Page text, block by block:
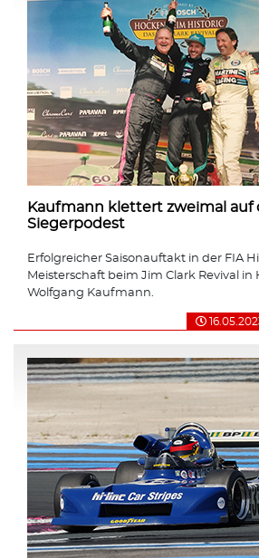
Kaufmann klettert zweimal auf
Siegerpodest
Erfolgreicher Saisonauftakt in der FIA
Meisterschaft beim Jim Clark Revival
Wolfgang Kaufmann.